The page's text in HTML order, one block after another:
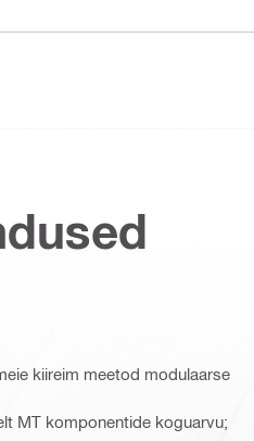
kiireim meetod modulaarse
MT komponentide koguarvu;